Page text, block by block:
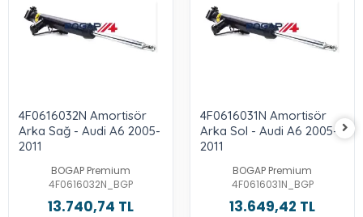
4F0616032N Amortisör
Arka Sağ - Audi A6 2005-
2011
BOGAP Premium
4F0616032N_BGP
13.740,74 TL
4F0616031N Amortisör
Arka Sol - Audi A6 2005-
2011
BOGAP Premium
4F0616031N_BGP
13.649,42 TL